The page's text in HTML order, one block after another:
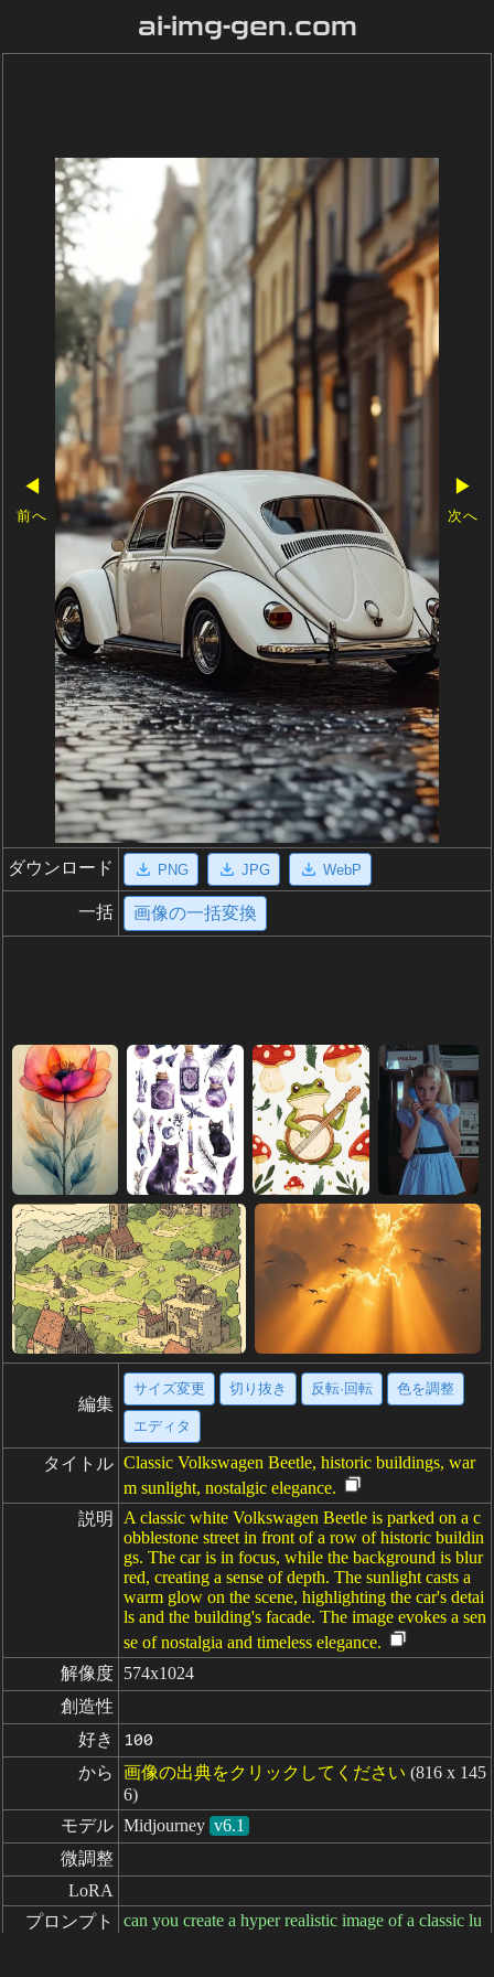
ai-img-gen.com
◀
前へ
▶
次へ
ダウンロード PNG JPG WebP
一括 画像の一括変換
編集
サイズ変更 切り抜き 反転·回転 色を調整
エディタ
タイトル Classic Volkswagen Beetle, historic buildings, war
m sunlight, nostalgic elegance.
説明
A classic white Volkswagen Beetle is parked on a c
obblestone street in front of a row of historic buildin
gs. The car is in focus, while the background is blur
red, creating a sense of depth. The sunlight casts a
warm glow on the scene, highlighting the car's detai
ls and the building's facade. The image evokes a sen
se of nostalgia and timeless elegance.
解像度 574x1024
創造性
好き
100
から 画像の出典をクリックしてください (816 x 145
6)
モデル Midjourney v6.1
微調整
LoRA
プロンプト
can you create a hyper realistic image of a classic lu